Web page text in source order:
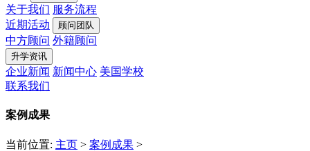
关于我们 服务流程
近期活动
顾问团队
中方顾问 外籍顾问
升学资讯
企业新闻 新闻中心 美国学校
联系我们
案例成果
当前位置: 主页 > 案例成果 >